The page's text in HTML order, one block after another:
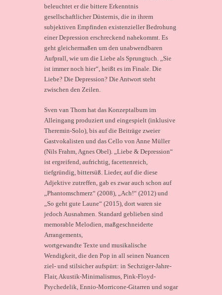
beleuchtet er die bittere Erkenntnis
gesellschaftlicher Düsternis, die in ihrem
subjektiven Empfinden existenzieller Bedrohung
einer Depression erschreckend nahekommt. Es
geht gleichermaßen um den unabwendbaren
Aufprall, wie um die Liebe als Sprungtuch. „Sie
ist immer noch hier“, heißt es im Finale. Die
Liebe? Die Depression? Die Antwort steht
zwischen den Zeilen.
Sven van Thom hat das Konzeptalbum im
Alleingang produziert und eingespielt (inklusive
Theremin-Solo), bis auf die Beiträge zweier
Gastvokalisten und das Cello von Anne Müller
(Nils Frahm, Agnes Obel). „Liebe & Depression“
ist ergreifend, aufrichtig, facettenreich,
tiefgründig, bittersüß. Lieder, auf die diese
Adjektive zutreffen, gab es zwar auch schon auf
„Phantomschmerz“ (2008), „Ach!“ (2012) und
„So geht gute Laune“ (2015), dort waren sie
jedoch Ausnahmen. Standard geblieben sind
memorable Melodien, maßgeschneiderte
Arrangements,
wortgewandte Texte und musikalische
Wendigkeit, die den Pop in all seinen Nuancen
ziel- und stilsicher aufspürt: in Sechziger-Jahre-
Flair, Akustik-Minimalismus, Pink-Floyd-
Psychedelik, Ennio-Morricone-Gitarren und sogar